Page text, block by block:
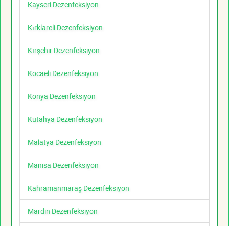
Kayseri Dezenfeksiyon
Kırklareli Dezenfeksiyon
Kırşehir Dezenfeksiyon
Kocaeli Dezenfeksiyon
Konya Dezenfeksiyon
Kütahya Dezenfeksiyon
Malatya Dezenfeksiyon
Manisa Dezenfeksiyon
Kahramanmaraş Dezenfeksiyon
Mardin Dezenfeksiyon